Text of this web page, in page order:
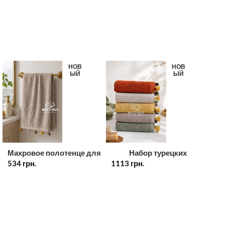
НОВ
ЫЙ
Махровое полотенце для
лица с декоративными
534 грн.
НОВ
ЫЙ
Набор турецких
хлопковых полотенец с
1113 грн.